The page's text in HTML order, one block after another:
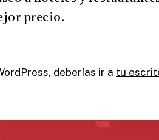
precio.
deberías ir a tu